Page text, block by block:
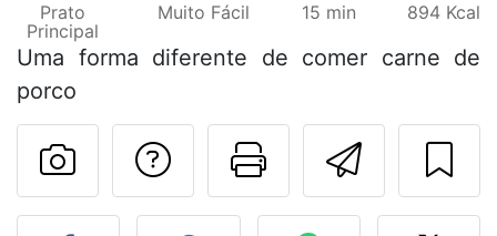
Prato
Principal
Muito Fácil 15 min 894 Kcal
Uma forma diferente de comer carne de
porco
Imprima
Falar com o autor
Fez esta receita?